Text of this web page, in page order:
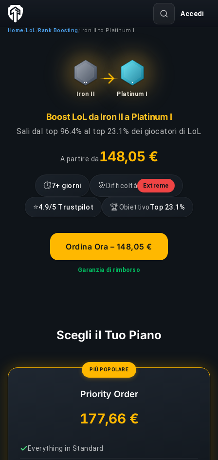
Accedi
Home /LoL/Rank Boosting /Iron II to Platinum I
Iron II Platinum I
Boost LoL da Iron II a Platinum I
Sali dal top 96.4% al top 23.1% dei giocatori di LoL
A partire da 148,05 €
⏱7+ giorni 🎯 Difficoltà Extreme
⭐4.9/5 Trustpilot 🏆ObiettivoTop 23.1%
Ordina Ora – 148,05 €
Garanzia di rimborso
Scegli il Tuo Piano
PIÙ POPOLARE
Priority Order
177,66 €
Everything in Standard